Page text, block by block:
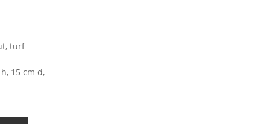
turf
15 cm d,